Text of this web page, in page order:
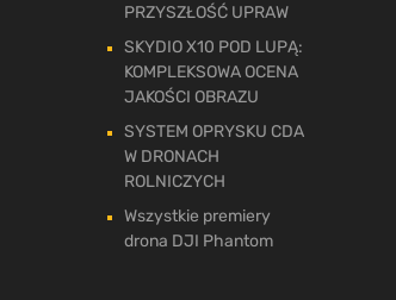
PRZYSZŁOŚĆ UPRAW
SKYDIO X10 POD LUPĄ:
KOMPLEKSOWA OCENA
JAKOŚCI OBRAZU
SYSTEM OPRYSKU CDA
W DRONACH
ROLNICZYCH
Wszystkie premiery
drona DJI Phantom